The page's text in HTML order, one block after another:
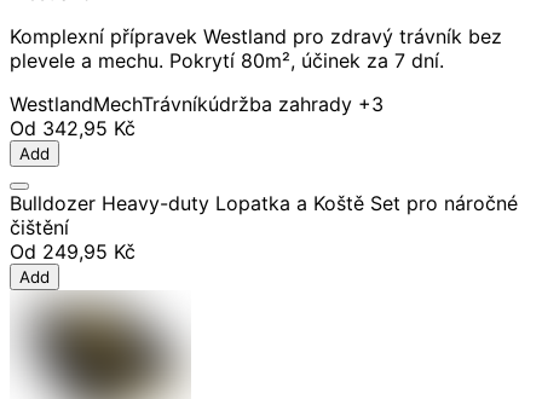
Komplexní přípravek Westland pro zdravý trávník bez
plevele a mechu. Pokrytí 80m², účinek za 7 dní.
WestlandMechTrávníkúdržba zahrady +3
Od 342,95 Kč
Add
Bulldozer Heavy-duty Lopatka a Koště Set pro náročné
čištění
Od 249,95 Kč
Add